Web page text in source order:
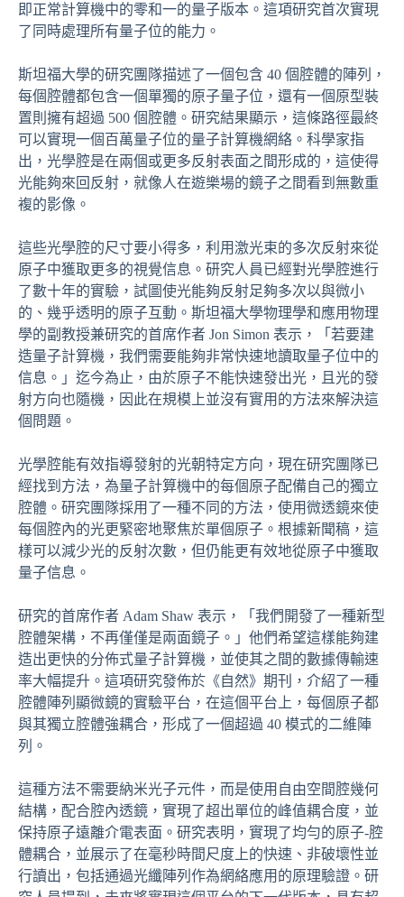
即正常計算機中的零和一的量子版本。這項研究首次實現
了同時處理所有量子位的能力。
斯坦福大學的研究團隊描述了一個包含 40 個腔體的陣列，
每個腔體都包含一個單獨的原子量子位，還有一個原型裝
置則擁有超過 500 個腔體。研究結果顯示，這條路徑最終
可以實現一個百萬量子位的量子計算機網絡。科學家指
出，光學腔是在兩個或更多反射表面之間形成的，這使得
光能夠來回反射，就像人在遊樂場的鏡子之間看到無數重
複的影像。
這些光學腔的尺寸要小得多，利用激光束的多次反射來從
原子中獲取更多的視覺信息。研究人員已經對光學腔進行
了數十年的實驗，試圖使光能夠反射足夠多次以與微小
的、幾乎透明的原子互動。斯坦福大學物理學和應用物理
學的副教授兼研究的首席作者 Jon Simon 表示，「若要建
造量子計算機，我們需要能夠非常快速地讀取量子位中的
信息。」迄今為止，由於原子不能快速發出光，且光的發
射方向也隨機，因此在規模上並沒有實用的方法來解決這
個問題。
光學腔能有效指導發射的光朝特定方向，現在研究團隊已
經找到方法，為量子計算機中的每個原子配備自己的獨立
腔體。研究團隊採用了一種不同的方法，使用微透鏡來使
每個腔內的光更緊密地聚焦於單個原子。根據新聞稿，這
樣可以減少光的反射次數，但仍能更有效地從原子中獲取
量子信息。
研究的首席作者 Adam Shaw 表示，「我們開發了一種新型
腔體架構，不再僅僅是兩面鏡子。」他們希望這樣能夠建
造出更快的分佈式量子計算機，並使其之間的數據傳輸速
率大幅提升。這項研究發佈於《自然》期刊，介紹了一種
腔體陣列顯微鏡的實驗平台，在這個平台上，每個原子都
與其獨立腔體強耦合，形成了一個超過 40 模式的二維陣
列。
這種方法不需要納米光子元件，而是使用自由空間腔幾何
結構，配合腔內透鏡，實現了超出單位的峰值耦合度，並
保持原子遠離介電表面。研究表明，實現了均勻的原子-腔
體耦合，並展示了在毫秒時間尺度上的快速、非破壞性並
行讀出，包括通過光纖陣列作為網絡應用的原理驗證。研